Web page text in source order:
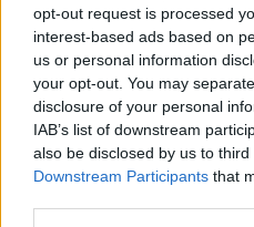
opt-out request is processed
interest-based ads based on
us or personal information
your opt-out. You may
disclosure of your personal
IAB’s list of downstream
also be disclosed by us to
Downstream Participants that
Han tar över "Gula
om Vimmerby"
NYHETER 14 december 2016